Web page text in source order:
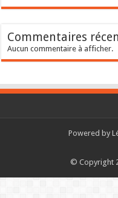
Commentaires
Aucun commentaire à afficher.
Powered by
© Copyright